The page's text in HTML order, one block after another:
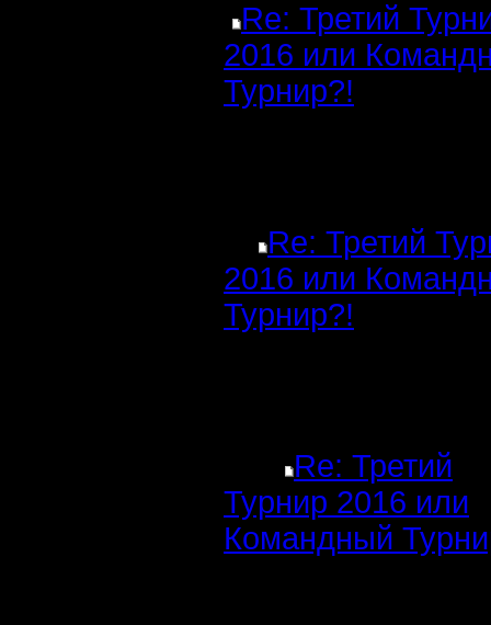
Re: Третий
2016 или
Турнир?!
Re: Третий
2016 или
Турнир?!
Re: Третий
Турнир 2016 или
Командный